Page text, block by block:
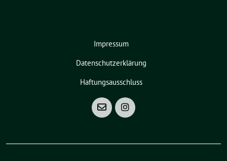
Impressum
Datenschutzerklärung
Haftungsausschluss